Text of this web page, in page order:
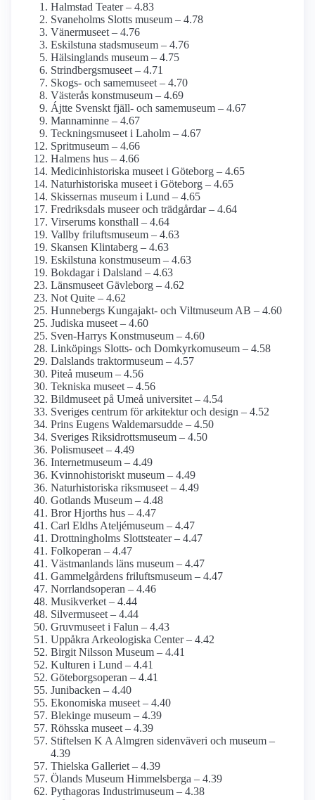
Halmstad Teater – 4.83
Svaneholms Slotts museum – 4.78
Vänermuseet – 4.76
Eskilstuna stadsmuseum – 4.76
Hälsinglands museum – 4.75
Strindbergs­museet – 4.71
Skogs- och samemuseet – 4.70
Västerås konstmuseum – 4.69
Ájtte Svenskt fjäll- och same­museum – 4.67
Mannaminne – 4.67
Teckningsmuseet i Laholm – 4.67
Spritmuseum – 4.66
Halmens hus – 4.66
Medicinhistoriska museet i Göteborg – 4.65
Naturhistoriska museet i Göteborg – 4.65
Skissernas museum i Lund – 4.65
Fredriksdals museer och trädgårdar – 4.64
Virserums konsthall – 4.64
Vallby friluftsmuseum – 4.63
Skansen Klintaberg – 4.63
Eskilstuna konstmuseum – 4.63
Bokdagar i Dalsland – 4.63
Länsmuseet Gävleborg – 4.62
Not Quite – 4.62
Hunnebergs Kungajakt- och Viltmuseum AB – 4.60
Judiska museet – 4.60
Sven-Harrys Konstmuseum – 4.60
Linköpings Slotts- och Domkyrko­museum – 4.58
Dalslands traktormuseum – 4.57
Piteå museum – 4.56
Tekniska museet – 4.56
Bildmuseet på Umeå universitet – 4.54
Sveriges centrum för arkitektur och design – 4.52
Prins Eugens Waldemarsudde – 4.50
Sveriges Riksidrottsmuseum – 4.50
Polismuseet – 4.49
Internet­museum – 4.49
Kvinnohistoriskt museum – 4.49
Naturhistoriska riksmuseet – 4.49
Gotlands Museum – 4.48
Bror Hjorths hus – 4.47
Carl Eldhs Ateljémuseum – 4.47
Drottning­holms Slottsteater – 4.47
Folkoperan – 4.47
Västmanlands läns museum – 4.47
Gammelgårdens friluftsmuseum – 4.47
Norrlandsoperan – 4.46
Musikverket – 4.44
Silvermuseet – 4.44
Gruvmuseet i Falun – 4.43
Uppåkra Arkeologiska Center – 4.42
Birgit Nilsson Museum – 4.41
Kulturen i Lund – 4.41
Göteborgs­operan – 4.41
Junibacken – 4.40
Ekonomiska museet – 4.40
Blekinge museum – 4.39
Röhsska museet – 4.39
Stiftelsen K A Almgren sidenväveri och museum –
4.39
Thielska Galleriet – 4.39
Ölands Museum Himmelsberga – 4.39
Pythagoras Industrimuseum – 4.38